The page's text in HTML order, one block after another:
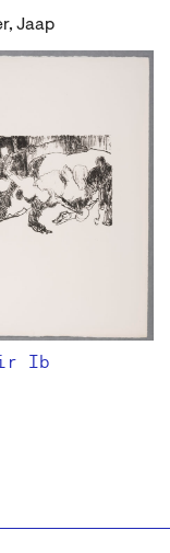
Jaap
Ib